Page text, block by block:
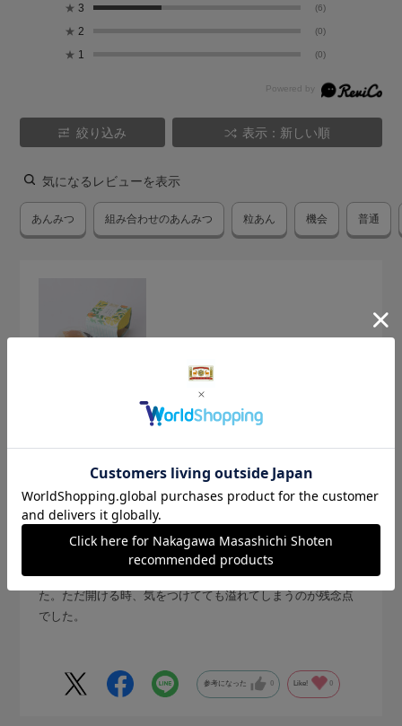
★ 3 (6)
★ 2 (0)
★ 1 (0)
絞り込み 表示：新しい順
気になるレビューを表示
あんみつ 組み合わせのあんみつ 粒あん 機会 普通
サイズ：サイズなし 色：レモンあんと抹茶蜜
りお
量も味のバランスも良く、またリピートしたいと思いまし
た。ただ開ける時、気をつけてても溢れてしまうのが残念点
でした。
参考になった 0 Like! 0